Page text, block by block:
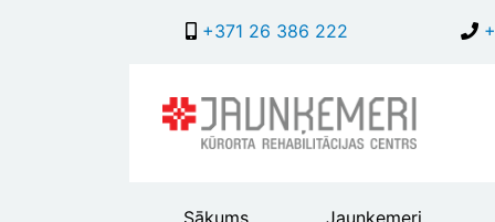
+371 26 386 222
Main